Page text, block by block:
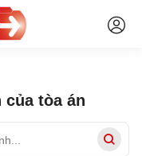
của tòa án